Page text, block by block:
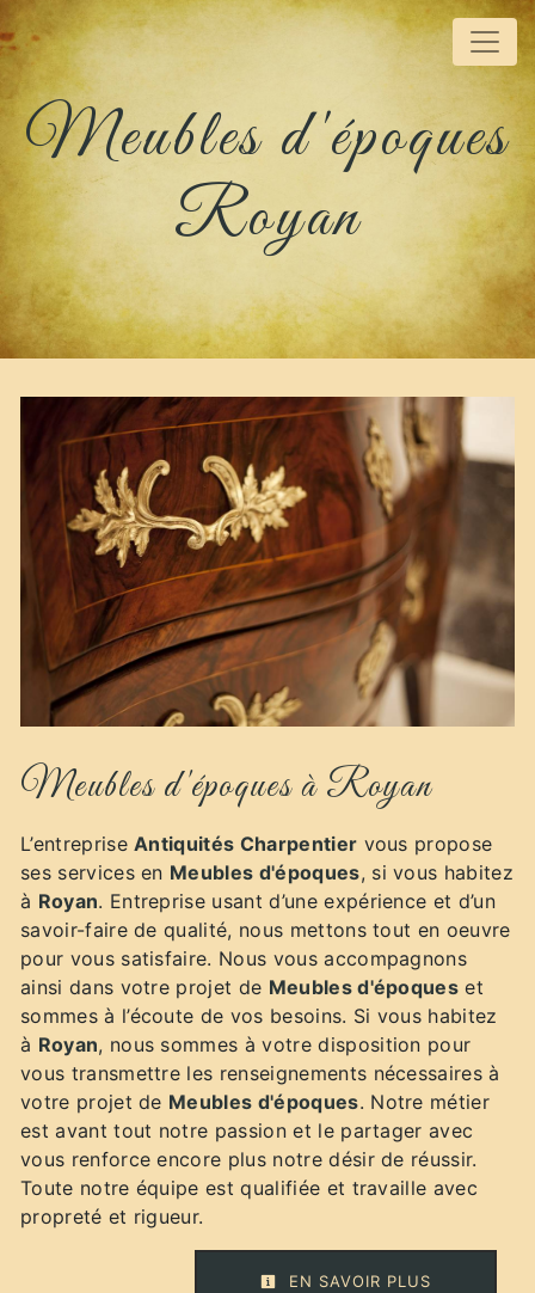
Panneau de gestion des cookies
Meubles d'époques
Royan
Meubles d'époques à Royan
L’entrepriseAntiquités Charpentier vous propose
ses services en Meubles d'époques, si vous habitez
à Royan. Entreprise usant d’une expérience et d’un
savoir-faire de qualité, nous mettons tout en oeuvre
pour vous satisfaire. Nous vous accompagnons
ainsi dans votre projet de Meubles d'époques et
sommes à l’écoute de vos besoins. Si vous habitez
à Royan, nous sommes à votre disposition pour
vous transmettre les renseignements nécessaires à
votre projet de Meubles d'époques. Notre métier
est avant tout notre passion et le partager avec
vous renforce encore plus notre désir de réussir.
Toute notre équipe est qualifiée et travaille avec
propreté et rigueur.
EN SAVOIR PLUS